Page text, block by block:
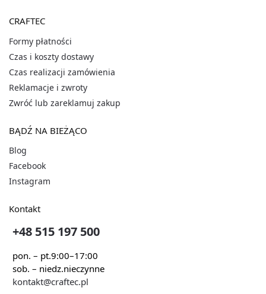
CRAFTEC
Formy płatności
Czas i koszty dostawy
Czas realizacji zamówienia
Reklamacje i zwroty
Zwróć lub zareklamuj zakup
BĄDŹ NA BIEŻĄCO
Blog
Facebook
Instagram
Kontakt
+48 515 197 500
pon. – pt.9:00–17:00
sob. – niedz.nieczynne
kontakt@craftec.pl